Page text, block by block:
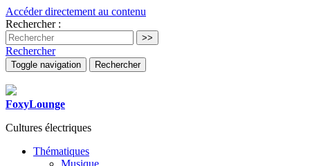
Accéder directement au contenu
Rechercher :
Rechercher
Toggle navigation Rechercher
FoxyLounge
Cultures électriques
Thématiques
Musique